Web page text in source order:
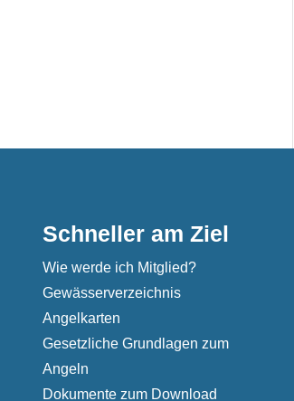
Schneller am Ziel
Wie werde ich Mitglied?
Gewässerverzeichnis
Angelkarten
Gesetzliche Grundlagen zum
Angeln
Dokumente zum Download